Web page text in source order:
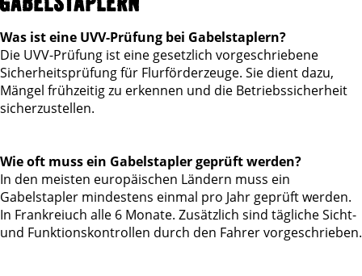
Was ist eine UVV-Prüfung bei Gabelstaplern?
Die UVV-Prüfung ist eine gesetzlich vorgeschriebene
Sicherheitsprüfung für Flurförderzeuge. Sie dient dazu,
Mängel frühzeitig zu erkennen und die Betriebssicherheit
sicherzustellen.
Wie oft muss ein Gabelstapler geprüft werden?
In den meisten europäischen Ländern muss ein
Gabelstapler mindestens einmal pro Jahr geprüft werden.
In Frankreiuch alle 6 Monate. Zusätzlich sind tägliche Sicht-
und Funktionskontrollen durch den Fahrer vorgeschrieben.